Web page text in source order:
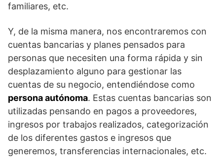
familiares, etc.
Y, de la misma manera, nos encontraremos con
cuentas bancarias y planes pensados para
personas que necesiten una forma rápida y sin
desplazamiento alguno para gestionar las
cuentas de su negocio, entendiéndose como
persona autónoma. Estas cuentas bancarias son
utilizadas pensando en pagos a proveedores,
ingresos por trabajos realizados, categorización
de los diferentes gastos e ingresos que
generemos, transferencias internacionales, etc.